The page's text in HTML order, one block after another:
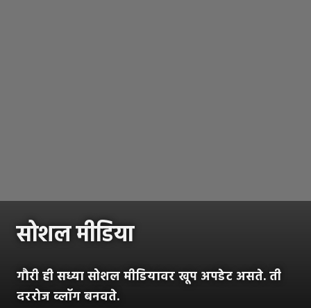
सोशल मीडिया
गौरी ही सध्या सोशल मीडियावर खूप अपडेट असते. ती
दररोज व्लॉग बनवते.